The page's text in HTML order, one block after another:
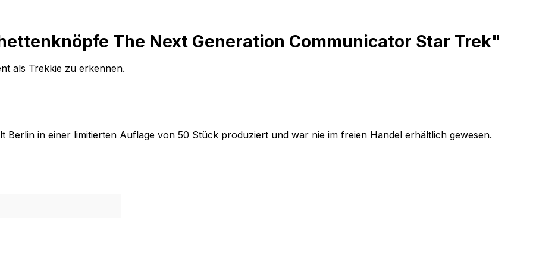
The Next Generation Communicator Star Trek"
als Trekkie zu erkennen.
in einer limitierten Auflage von 50 Stück produziert und war nie im freien Handel erhältlich gewesen.